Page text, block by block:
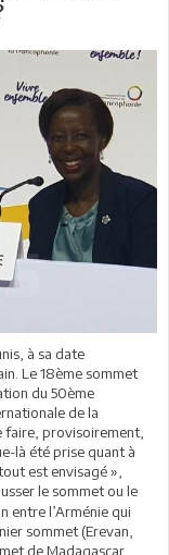
à sa date
Le 18ème sommet
du 50ème
de la
faire, provisoirement,
là été prise quant à
est envisagé »,
le sommet ou le
entre l’Arménie qui
sommet (Erevan,
de Madagascar